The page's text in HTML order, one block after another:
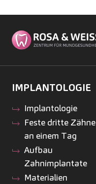
IMPLANTOLOGIE
Implantologie
Feste dritte Zähne
an einem Tag
Aufbau
Zahnimplantate
Materialien